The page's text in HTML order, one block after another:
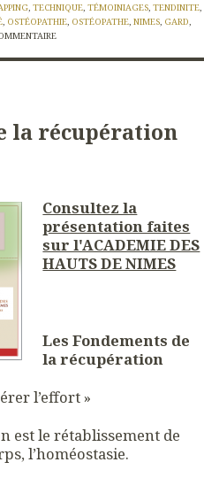
, TECHNIQUE, TÉMOINIAGES, TENDINITE,
, OSTÉOPATHIE, OSTÉOPATHE,NIMES, GARD,
la récupération
Consultez la
présentation faites
sur l'ACADEMIE DES
HAUTS DE NIMES
Les Fondements de
la récupération
l’effort »
est le rétablissement de
l’homéostasie.